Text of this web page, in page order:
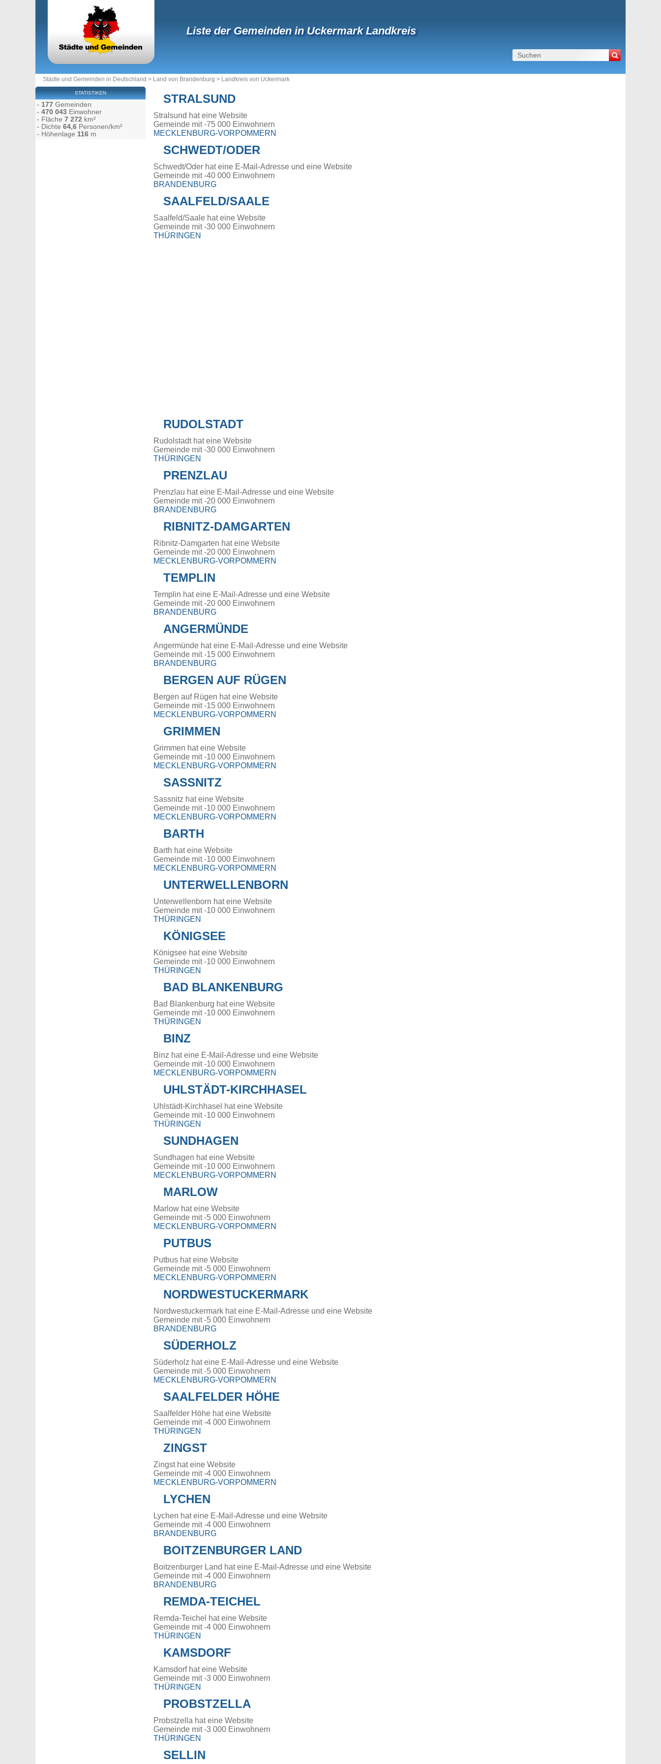
Liste der Gemeinden in Uckermark Landkreis
Städte und Gemeinden in Deutschland > Land von Brandenburg > Landkreis von Uckermark
STRALSUND
Stralsund hat eine Website
Gemeinde mit -75 000 Einwohnern
MECKLENBURG-VORPOMMERN
SCHWEDT/ODER
Schwedt/Oder hat eine E-Mail-Adresse und eine Website
Gemeinde mit -40 000 Einwohnern
BRANDENBURG
SAALFELD/SAALE
Saalfeld/Saale hat eine Website
Gemeinde mit -30 000 Einwohnern
THÜRINGEN
RUDOLSTADT
Rudolstadt hat eine Website
Gemeinde mit -30 000 Einwohnern
THÜRINGEN
PRENZLAU
Prenzlau hat eine E-Mail-Adresse und eine Website
Gemeinde mit -20 000 Einwohnern
BRANDENBURG
RIBNITZ-DAMGARTEN
Ribnitz-Damgarten hat eine Website
Gemeinde mit -20 000 Einwohnern
MECKLENBURG-VORPOMMERN
TEMPLIN
Templin hat eine E-Mail-Adresse und eine Website
Gemeinde mit -20 000 Einwohnern
BRANDENBURG
ANGERMÜNDE
Angermünde hat eine E-Mail-Adresse und eine Website
Gemeinde mit -15 000 Einwohnern
BRANDENBURG
BERGEN AUF RÜGEN
Bergen auf Rügen hat eine Website
Gemeinde mit -15 000 Einwohnern
MECKLENBURG-VORPOMMERN
GRIMMEN
Grimmen hat eine Website
Gemeinde mit -10 000 Einwohnern
MECKLENBURG-VORPOMMERN
SASSNITZ
Sassnitz hat eine Website
Gemeinde mit -10 000 Einwohnern
MECKLENBURG-VORPOMMERN
BARTH
Barth hat eine Website
Gemeinde mit -10 000 Einwohnern
MECKLENBURG-VORPOMMERN
UNTERWELLENBORN
Unterwellenborn hat eine Website
Gemeinde mit -10 000 Einwohnern
THÜRINGEN
KÖNIGSEE
Königsee hat eine Website
Gemeinde mit -10 000 Einwohnern
THÜRINGEN
BAD BLANKENBURG
Bad Blankenburg hat eine Website
Gemeinde mit -10 000 Einwohnern
THÜRINGEN
BINZ
Binz hat eine E-Mail-Adresse und eine Website
Gemeinde mit -10 000 Einwohnern
MECKLENBURG-VORPOMMERN
UHLSTÄDT-KIRCHHASEL
Uhlstädt-Kirchhasel hat eine Website
Gemeinde mit -10 000 Einwohnern
THÜRINGEN
SUNDHAGEN
Sundhagen hat eine Website
Gemeinde mit -10 000 Einwohnern
MECKLENBURG-VORPOMMERN
MARLOW
Marlow hat eine Website
Gemeinde mit -5 000 Einwohnern
MECKLENBURG-VORPOMMERN
PUTBUS
Putbus hat eine Website
Gemeinde mit -5 000 Einwohnern
MECKLENBURG-VORPOMMERN
NORDWESTUCKERMARK
Nordwestuckermark hat eine E-Mail-Adresse und eine Website
Gemeinde mit -5 000 Einwohnern
BRANDENBURG
SÜDERHOLZ
Süderholz hat eine E-Mail-Adresse und eine Website
Gemeinde mit -5 000 Einwohnern
MECKLENBURG-VORPOMMERN
SAALFELDER HÖHE
Saalfelder Höhe hat eine Website
Gemeinde mit -4 000 Einwohnern
THÜRINGEN
ZINGST
Zingst hat eine Website
Gemeinde mit -4 000 Einwohnern
MECKLENBURG-VORPOMMERN
LYCHEN
Lychen hat eine E-Mail-Adresse und eine Website
Gemeinde mit -4 000 Einwohnern
BRANDENBURG
BOITZENBURGER LAND
Boitzenburger Land hat eine E-Mail-Adresse und eine Website
Gemeinde mit -4 000 Einwohnern
BRANDENBURG
REMDA-TEICHEL
Remda-Teichel hat eine Website
Gemeinde mit -4 000 Einwohnern
THÜRINGEN
KAMSDORF
Kamsdorf hat eine Website
Gemeinde mit -3 000 Einwohnern
THÜRINGEN
PROBSTZELLA
Probstzella hat eine Website
Gemeinde mit -3 000 Einwohnern
THÜRINGEN
SELLIN
STATISTIKEN
- 177 Gemeinden
- 470 043 Einwohner
- Fläche 7 272 km²
- Dichte 64,6 Personen/km²
- Höhenlage 116 m